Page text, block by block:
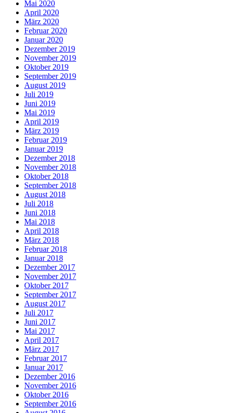
Mai 2020
April 2020
März 2020
Februar 2020
Januar 2020
Dezember 2019
November 2019
Oktober 2019
September 2019
August 2019
Juli 2019
Juni 2019
Mai 2019
April 2019
März 2019
Februar 2019
Januar 2019
Dezember 2018
November 2018
Oktober 2018
September 2018
August 2018
Juli 2018
Juni 2018
Mai 2018
April 2018
März 2018
Februar 2018
Januar 2018
Dezember 2017
November 2017
Oktober 2017
September 2017
August 2017
Juli 2017
Juni 2017
Mai 2017
April 2017
März 2017
Februar 2017
Januar 2017
Dezember 2016
November 2016
Oktober 2016
September 2016